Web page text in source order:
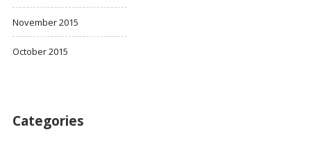
November 2015
October 2015
Categories